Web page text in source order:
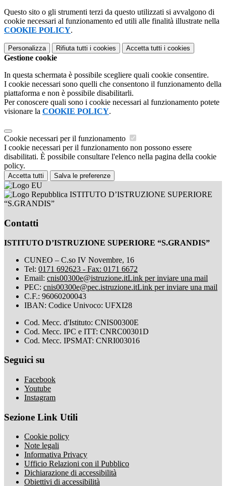
Questo sito o gli strumenti terzi da questo utilizzati si avvalgono di
cookie necessari al funzionamento ed utili alle finalità illustrate nella
COOKIE POLICY.
Personalizza Rifiuta tutti i cookies Accetta tutti i cookies
Gestione cookie
In questa schermata è possibile scegliere quali cookie consentire.
I cookie necessari sono quelli che consentono il funzionamento della
piattaforma e non è possibile disabilitarli.
Per conoscere quali sono i cookie necessari al funzionamento potete
visionare la COOKIE POLICY.
Cookie necessari per il funzionamento
I cookie necessari per il funzionamento non possono essere
disabilitati. È possibile consultare l'elenco nella pagina della cookie
policy.
Accetta tutti Salva le preferenze
ISTITUTO D’ISTRUZIONE SUPERIORE
“S.GRANDIS”
Contatti
ISTITUTO D’ISTRUZIONE SUPERIORE “S.GRANDIS”
CUNEO – C.so IV Novembre, 16
Tel: 0171 692623 - Fax: 0171 6672
Email: cnis00300e@istruzione.itLink per inviare una mail
PEC: cnis00300e@pec.istruzione.itLink per inviare una mail
C.F.: 96060200043
IBAN: Codice Univoco: UFXI28
Cod. Mecc. d'Istituto: CNIS00300E
Cod. Mecc. IPC e ITT: CNRC00301D
Cod. Mecc. IPSMAT: CNRI003016
Seguici su
Facebook
Youtube
Instagram
Sezione Link Utili
Cookie policy
Note legali
Informativa Privacy
Ufficio Relazioni con il Pubblico
Dichiarazione di accessibilità
Obiettivi di accessibilità